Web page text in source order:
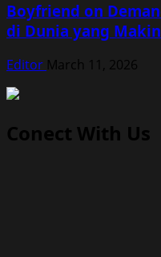
Boyfriend on
di Dunia yang
Editor March 11, 2026
Conect With Us